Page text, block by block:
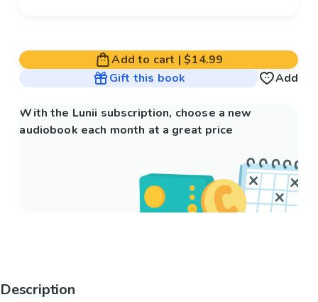
Add to cart |$14.99
Gift this book
Add
With the Lunii subscription, choose a new
audiobook each month at a great price
Description